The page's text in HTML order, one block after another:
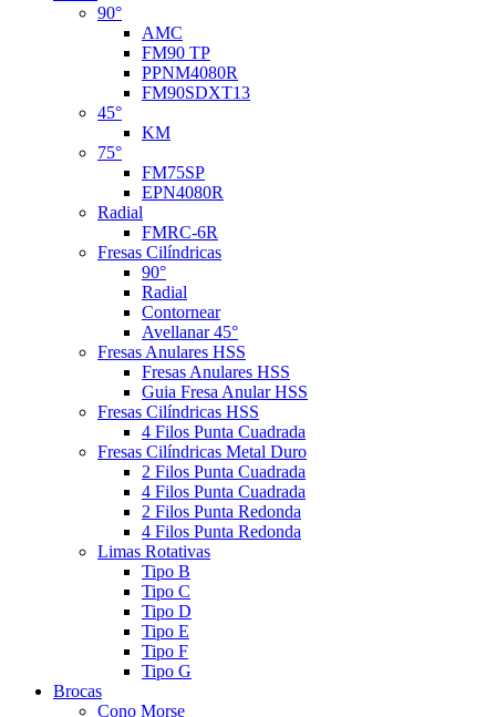
90°
AMC
FM90 TP
PPNM4080R
FM90SDXT13
45°
KM
75°
FM75SP
EPN4080R
Radial
FMRC-6R
Fresas Cilíndricas
90°
Radial
Contornear
Avellanar 45°
Fresas Anulares HSS
Fresas Anulares HSS
Guia Fresa Anular HSS
Fresas Cilíndricas HSS
4 Filos Punta Cuadrada
Fresas Cilíndricas Metal Duro
2 Filos Punta Cuadrada
4 Filos Punta Cuadrada
2 Filos Punta Redonda
4 Filos Punta Redonda
Limas Rotativas
Tipo B
Tipo C
Tipo D
Tipo E
Tipo F
Tipo G
Brocas
Cono Morse